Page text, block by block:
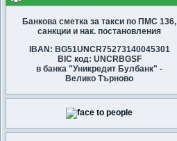
Банкова сметка за такси по ПМС 136,
санкции и нак. постановления
IBAN: BG51UNCR75273140045301
BIC код: UNCRBGSF
в банка "Уникредит Булбанк" -
Велико Търново